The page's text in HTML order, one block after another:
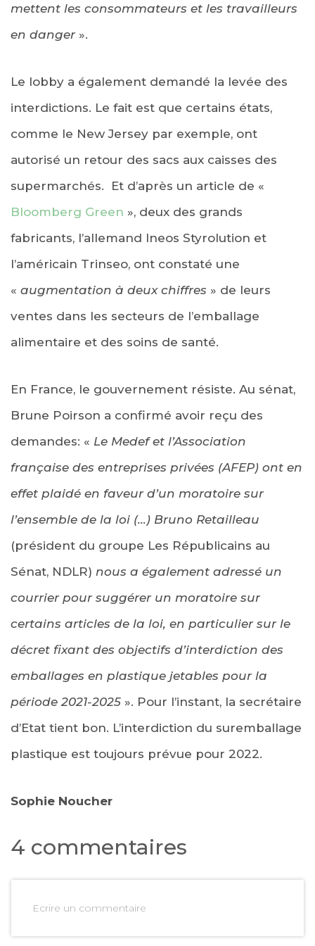
mettent les consommateurs et les travailleurs
en danger ».
Le lobby a également demandé la levée des
interdictions. Le fait est que certains états,
comme le New Jersey par exemple, ont
autorisé un retour des sacs aux caisses des
supermarchés. Et d’après un article de «
Bloomberg Green », deux des grands
fabricants, l’allemand Ineos Styrolution et
l’américain Trinseo, ont constaté une
« augmentation à deux chiffres » de leurs
ventes dans les secteurs de l’emballage
alimentaire et des soins de santé.
En France, le gouvernement résiste. Au sénat,
Brune Poirson a confirmé avoir reçu des
demandes: « Le Medef et l’Association
française des entreprises privées (AFEP) ont en
effet plaidé en faveur d’un moratoire sur
l’ensemble de la loi (…) Bruno Retailleau
(président du groupe Les Républicains au
Sénat, NDLR) nous a également adressé un
courrier pour suggérer un moratoire sur
certains articles de la loi, en particulier sur le
décret fixant des objectifs d’interdiction des
emballages en plastique jetables pour la
période 2021-2025 ». Pour l’instant, la secrétaire
d’Etat tient bon. L’interdiction du suremballage
plastique est toujours prévue pour 2022.
Sophie Noucher
4 commentaires
Ecrire un commentaire